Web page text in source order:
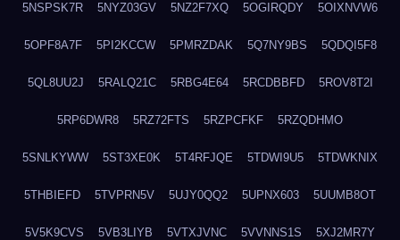
5NSPSK7R 5NYZ03GV 5NZ2F7XQ 5OGIRQDY 5OIXNVW6
5OPF8A7F 5PI2KCCW 5PMRZDAK 5Q7NY9BS 5QDQI5F8
5QL8UU2J 5RALQ21C 5RBG4E64 5RCDBBFD 5ROV8T2I
5RP6DWR8 5RZ72FTS 5RZPCFKF 5RZQDHMO
5SNLKYWW 5ST3XE0K 5T4RFJQE 5TDWI9U5 5TDWKNIX
5THBIEFD 5TVPRN5V 5UJY0QQ2 5UPNX603 5UUMB8OT
5V5K9CVS 5VB3LIYB 5VTXJVNC 5VVNNS1S 5XJ2MR7Y